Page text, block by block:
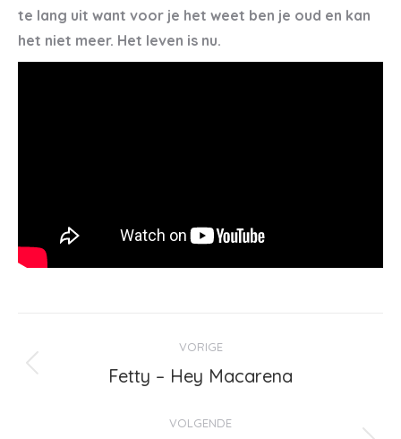
te lang uit want voor je het weet ben je oud en kan
het niet meer. Het leven is nu.
navigatie
VORIGE
Vorig
Fetty – Hey Macarena
VOLGENDE